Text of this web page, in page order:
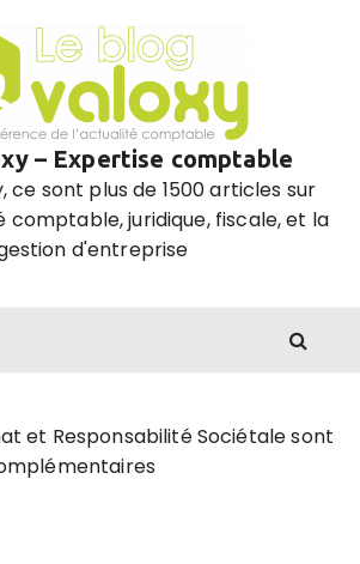
– Expertise comptable
ce sont plus de 1500 articles sur
juridique, fiscale, et la
d'entreprise
et Responsabilité Sociétale sont